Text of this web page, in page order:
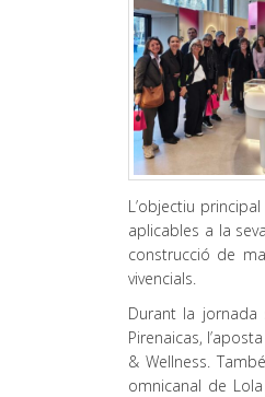
L’objectiu
aplicables a la
construcció de
vivencials.
Durant la jornada
Pirenaicas,
& Wellness.
omnicanal de